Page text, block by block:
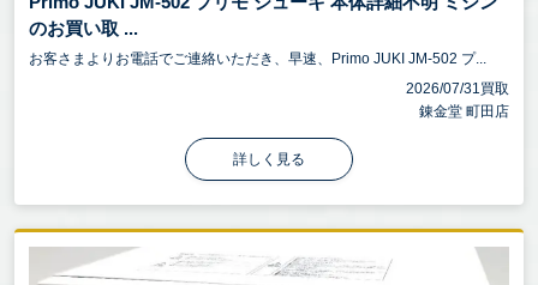
のお買い取 ...
お客さまよりお電話でご連絡いただき、早速、Primo JUKI JM-502 プ...
2026/07/31買取
錬金堂 町田店
詳しく見る